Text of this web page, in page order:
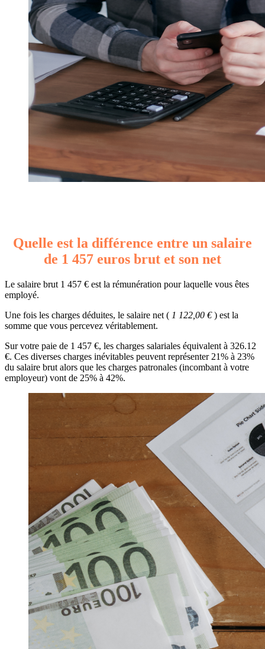
Quelle est la différence entre un salaire
de 1 457 euros brut et son net
Le salaire brut 1 457 € est la rémunération pour laquelle vous êtes
employé.
Une fois les charges déduites, le salaire net ( 1 122,00 €) est la
somme que vous percevez véritablement.
Sur votre paie de 1 457 €, les charges salariales équivalent à 326.12
€. Ces diverses charges inévitables peuvent représenter 21% à 23%
du salaire brut alors que les charges patronales (incombant à votre
employeur) vont de 25% à 42%.